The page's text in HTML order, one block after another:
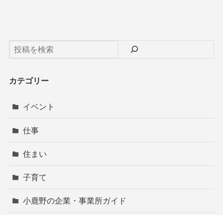
カテゴリー
イベント
仕事
住まい
子育て
小鹿野の企業・事業所ガイド